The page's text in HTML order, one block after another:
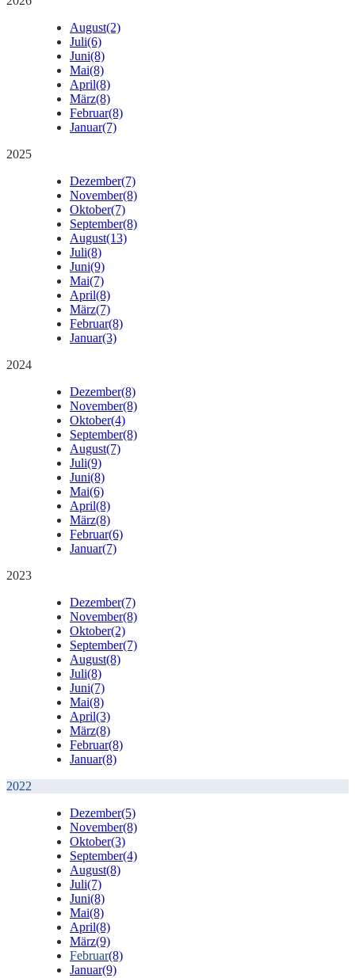
August(2)
Juli(6)
Juni(8)
Mai(8)
April(8)
März(8)
Februar(8)
Januar(7)
2025
Dezember(7)
November(8)
Oktober(7)
September(8)
August(13)
Juli(8)
Juni(9)
Mai(7)
April(8)
März(7)
Februar(8)
Januar(3)
2024
Dezember(8)
November(8)
Oktober(4)
September(8)
August(7)
Juli(9)
Juni(8)
Mai(6)
April(8)
März(8)
Februar(6)
Januar(7)
2023
Dezember(7)
November(8)
Oktober(2)
September(7)
August(8)
Juli(8)
Juni(7)
Mai(8)
April(3)
März(8)
Februar(8)
Januar(8)
2022
Dezember(5)
November(8)
Oktober(3)
September(4)
August(8)
Juli(7)
Juni(8)
Mai(8)
April(8)
März(9)
Februar(8)
Januar(9)